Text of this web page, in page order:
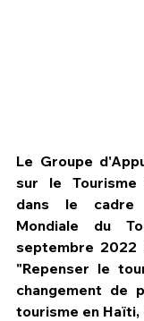
Le Groupe
sur le Tourisme
dans le
Mondiale du
septembre 2022
"Repenser le
changement de
tourisme en Haïti,